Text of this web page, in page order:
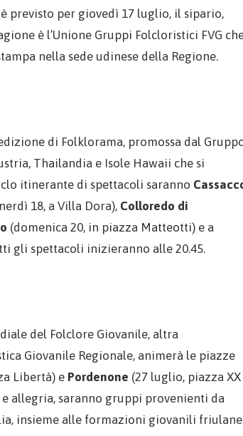
previsto per giovedì 17 luglio, il sipario,
è l’Unione Gruppi Folcloristici FVG
nella sede udinese della Regione.
di Folklorama, promossa dal
Thailandia e Isole Hawaii che si
itinerante di spettacoli saranno
18, a Villa Dora), Colloredo di
(domenica 20, in piazza Matteotti) e a
gli spettacoli inizieranno alle 20.45.
del Folclore Giovanile, altra
Giovanile Regionale, animerà le piazze
Libertà) e Pordenone (27 luglio, piazza XX
allegria, saranno gruppi provenienti da
insieme alle formazioni giovanili